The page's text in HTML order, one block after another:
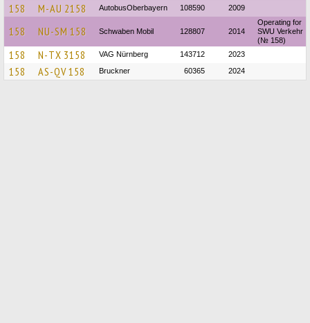
158 M-AU 2158 AutobusOberbayern 108590 2009
158 NU-SM 158 Schwaben Mobil 128807 2014
Operating for
SWU Verkehr
(№ 158)
158 N-TX 3158 VAG Nürnberg 143712 2023
158 AS-QV 158 Bruckner 60365 2024